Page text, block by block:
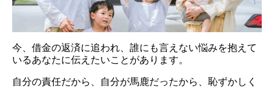
今、借金の返済に追われ、誰にも言えない悩みを抱えて
いるあなたに伝えたいことがあります。
自分の責任だから、自分が馬鹿だったから、恥ずかしく